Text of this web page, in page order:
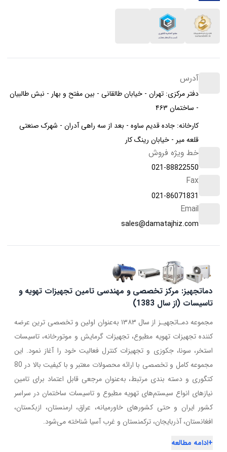
آدرس
دفتر مرکزی: تهران - خیابان طالقانی - بین مفتح و بهار - نبش طالبیان
- ساختمان ۴۶۳
کارخانه: جاده قدیم ساوه - بعد از سه راهی آدران - شهرک صنعتی
قلعه میر - خیابان رینگ کار
خط ویژه فروش
021-88822550
Fax
021-86071831
Email
sales@damatajhiz.com
دماتجهیز: مرکز تخصصی و مهندسی تامین تجهیزات تهویه و
تاسیسات (از سال 1383)
مجموعه دمـاتجهیـز از سال ۱۳۸۳ به‌عنوان اولین و تخصصی ترین عرضه
کننده تجهیزات تهویه مطبوع، تجهیزات گرمایش و موتورخانه، تاسیسات
استخر، سونا، جکوزی و تجهیزات کنترل فعالیت خود را آغاز نمود. این
مجموعه کامل و تخصصی با ارائه محصولات معتبر و با کیفیت بالا در 80
کتگوری و دسته بندی مرتبط، به‌عنوان مرجعی قابل اعتماد برای تامین
نیازهای انواع سیستم‌های تهویه مطبوع و تاسیسات ساختمان در سراسر
کشور ایران و حتی کشورهای خاورمیانه، عراق، ارمنستان، ازبکستان،
افغانستان، آذربایجان، ترکمنستان و غرب آسیا شناخته می‌شود.
+ادامه مطالعه